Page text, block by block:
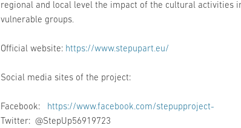
regional and local level the impact of the cultural activities
vulnerable groups.
Official website: https://www.stepupart.eu/
Social media sites of the project:
Facebook:
https://www.facebook.com/stepupproject-
Twitter: @StepUp56919723